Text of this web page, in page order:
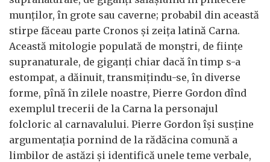
munţilor, în grote sau caverne; probabil din această
stirpe făceau parte Cronos şi zeiţa latină Carna.
Această mitologie populată de monştri, de fiinţe
supranaturale, de giganţi chiar dacă în timp s-a
estompat, a dăinuit, transmiţindu-se, în diverse
forme, pînă în zilele noastre, Pierre Gordon dînd
exemplul trecerii de la Carna la personajul
folcloric al carnavalului. Pierre Gordon îşi susţine
argumentaţia pornind de la rădăcina comună a
limbilor de astăzi şi identifică unele teme verbale,